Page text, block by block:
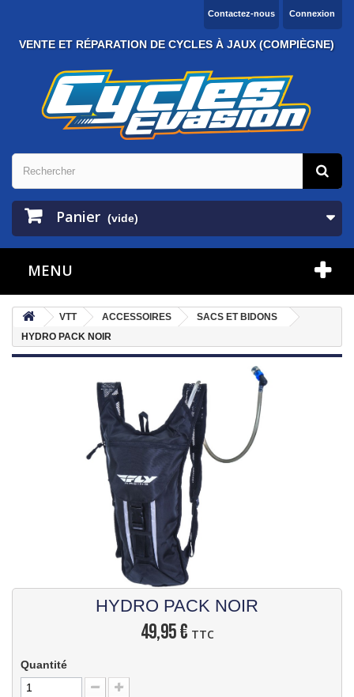
Connexion
Contactez-nous
VENTE ET RÉPARATION DE CYCLES À JAUX (COMPIÈGNE)
Panier (vide)
MENU
VTT ACCESSOIRES
SACS ET BIDONS
HYDRO PACK NOIR
HYDRO PACK NOIR
49,95 € TTC
Quantité